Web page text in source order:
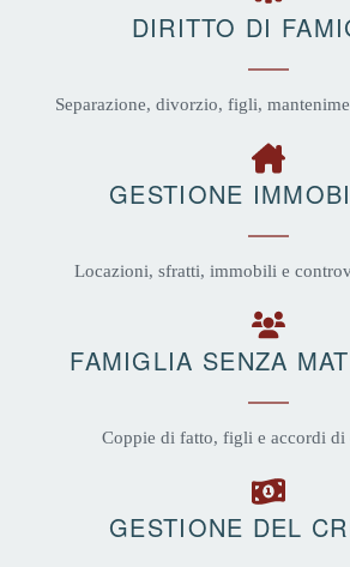
DIRITTO DI
Separazione, divorzio, figli,
GESTIONE
Locazioni, sfratti, immobili e
FAMIGLIA SENZA
Coppie di fatto, figli e accordi di
GESTIONE DEL